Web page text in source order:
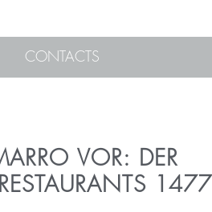
CONTACTS
VOR: DER
1477